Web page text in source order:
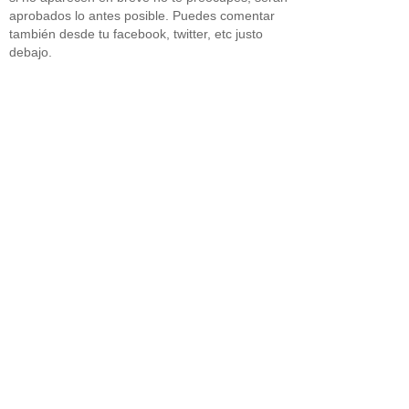
aprobados lo antes posible. Puedes comentar
también desde tu facebook, twitter, etc justo
debajo.